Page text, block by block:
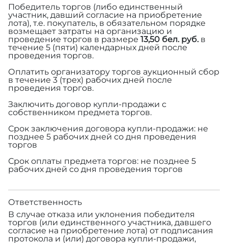
Победитель торгов (либо единственный
участник, давший согласие на приобретение
лота), т.е. покупатель, в обязательном порядке
возмещает затраты на организацию и
проведение торгов в размере 13,50 бел. руб.в
течение 5 (пяти) календарных дней после
проведения торгов.
Оплатить организатору торгов аукционный сбор
в течение 3 (трех) рабочих дней после
проведения торгов.
Заключить договор купли-продажи с
собственником предмета торгов.
Срок заключения договора купли-продажи: не
позднее 5 рабочих дней со дня проведения
торгов
Срок оплаты предмета торгов: не позднее 5
рабочих дней со дня проведения торгов
Ответственность
В случае отказа или уклонения победителя
торгов (или единственного участника, давшего
согласие на приобретение лота) от подписания
протокола и (или) договора купли-продажи,